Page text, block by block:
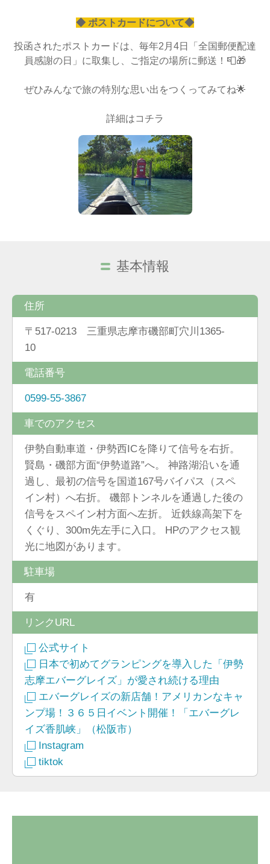
◆ ポストカードについて◆
投函されたポストカードは、毎年2月4日「全国郵便配達
員感謝の日」に取集し、ご指定の場所に郵送！📮🎁
ぜひみんなで旅の特別な思い出をつくってみてね🌟
詳細はコチラ
基本情報
住所
〒517-0213 三重県志摩市磯部町穴川1365-
10
電話番号
0599-55-3867
車でのアクセス
伊勢自動車道・伊勢西ICを降りて信号を右折。
賢島・磯部方面“伊勢道路”へ。 神路湖沿いを通
過し、最初の信号を国道167号バイパス（スペ
イン村）へ右折。 磯部トンネルを通過した後の
信号をスペイン村方面へ左折。 近鉄線高架下を
くぐり、300m先左手に入口。 HPのアクセス観
光に地図があります。
駐車場
有
リンクURL
公式サイト
日本で初めてグランピングを導入した「伊勢
志摩エバーグレイズ」が愛され続ける理由
エバーグレイズの新店舗！アメリカンなキャ
ンプ場！３６５日イベント開催！「エバーグレ
イズ香肌峡」（松阪市）
Instagram
tiktok